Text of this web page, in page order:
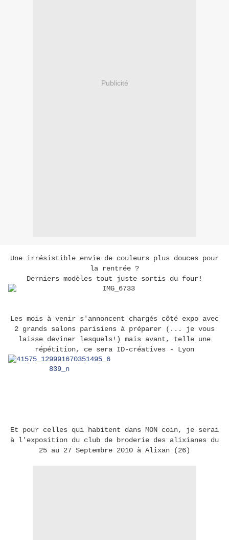
Publicité
Une irrésistible envie de couleurs plus douces pour
la rentrée ?
Derniers modèles tout juste sortis du four!
Les mois à venir s'annoncent chargés côté expo avec
2 grands salons parisiens à préparer (... je vous
laisse deviner lesquels!) mais avant, telle une
répétition, ce sera ID-créatives - Lyon
Et pour celles qui habitent dans MON coin, je serai
à l'exposition du club de broderie des alixianes du
25 au 27 Septembre 2010 à Alixan (26)